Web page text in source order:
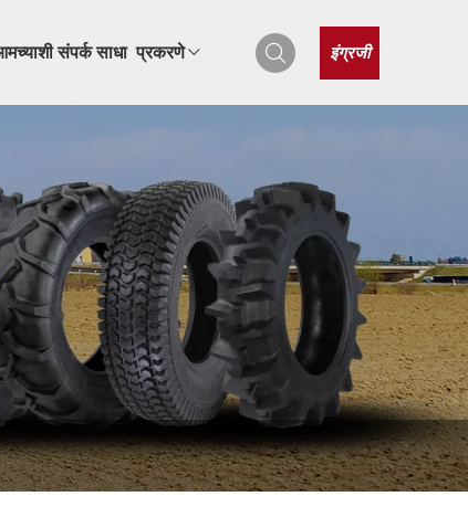
संपर्क साधा प्रकरणे इंग्रजी